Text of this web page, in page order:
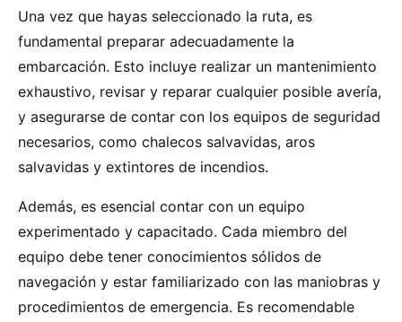
Una vez que hayas seleccionado la ruta, es
fundamental preparar adecuadamente la
embarcación. Esto incluye realizar un mantenimiento
exhaustivo, revisar y reparar cualquier posible avería,
y asegurarse de contar con los equipos de seguridad
necesarios, como chalecos salvavidas, aros
salvavidas y extintores de incendios.
Además, es esencial contar con un equipo
experimentado y capacitado. Cada miembro del
equipo debe tener conocimientos sólidos de
navegación y estar familiarizado con las maniobras y
procedimientos de emergencia. Es recomendable